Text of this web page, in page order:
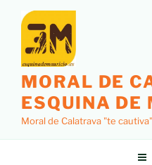
MORAL DE
ESQUINA DE
Moral de Calatrava "te cautiva"